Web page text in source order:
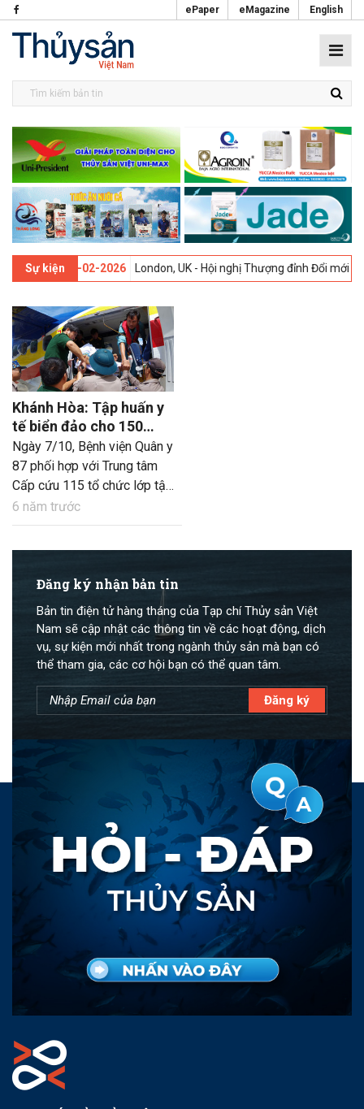
ePaper eMagazine English
Sự kiện
13 - 09-02-2026 London, UK - Hội nghị Thượng đỉnh Đổi mới
Khánh Hòa: Tập huấn y
tế biển đảo cho 150
nhân viên y tế
Ngày 7/10, Bệnh viện Quân y
87 phối hợp với Trung tâm
Cấp cứu 115 tổ chức lớp tập
huấn cấp cứu cơ bản cho
150 nhân viên y tế khu vực
6 năm trước
Đăng ký nhận bản tin
Bản tin điện tử hàng tháng của Tạp chí Thủy sản Việt
Nam sẽ cập nhật các thông tin về các hoạt động, dịch
vụ, sự kiện mới nhất trong ngành thủy sản mà bạn có
thể tham gia, các cơ hội bạn có thể quan tâm.